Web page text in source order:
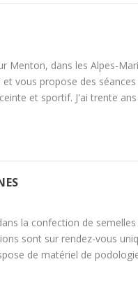
Menton, dans les Alpes-
vous propose des
et sportif. J'ai trente ans
la confection de
sont sur rendez-vous
de matériel de